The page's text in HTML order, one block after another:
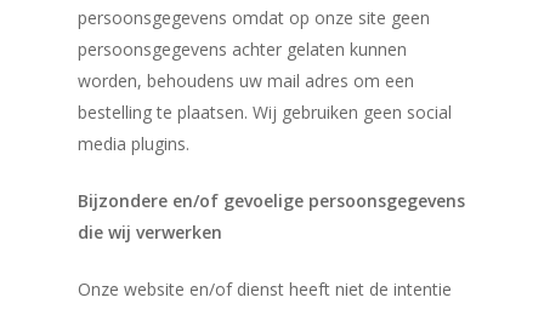
persoonsgegevens omdat op onze site geen
persoonsgegevens achter gelaten kunnen
worden, behoudens uw mail adres om een
bestelling te plaatsen. Wij gebruiken geen social
media plugins.
Bijzondere en/of gevoelige persoonsgegevens
die wij verwerken
Onze website en/of dienst heeft niet de intentie